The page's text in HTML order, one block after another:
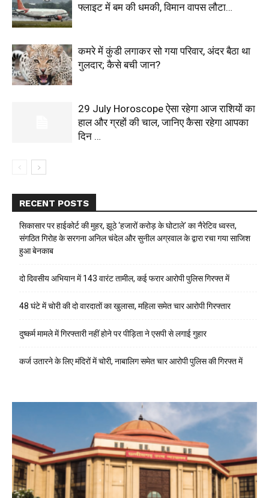
फ्लाइट में बम की धमकी, विमान वापस लौटा…
कमरे में कुंडी लगाकर सो गया परिवार, अंदर बैठा था
गुलदार; कैसे बची जान?
29 July Horoscope ऐसा रहेगा आज राशियों का
हाल और ग्रहों की चाल, जानिए कैसा रहेगा आपका
दिन …
RECENT POSTS
सिकासार पर हाईकोर्ट की मुहर, झूठे ‘हजारों करोड़ के घोटाले’ का नैरेटिव ध्वस्त,
संगठित गिरोह के सरगना अनिल चंदेल और सुनील अग्रवाल के द्वारा रचा गया साजिश
हुआ बेनकाब
दो दिवसीय अभियान में 143 वारंट तामील, कई फरार आरोपी पुलिस गिरफ्त में
48 घंटे में चोरी की दो वारदातों का खुलासा, महिला समेत चार आरोपी गिरफ्तार
दुष्कर्म मामले में गिरफ्तारी नहीं होने पर पीड़िता ने एसपी से लगाई गुहार
कर्ज उतारने के लिए मंदिरों में चोरी, नाबालिग समेत चार आरोपी पुलिस की गिरफ्त में